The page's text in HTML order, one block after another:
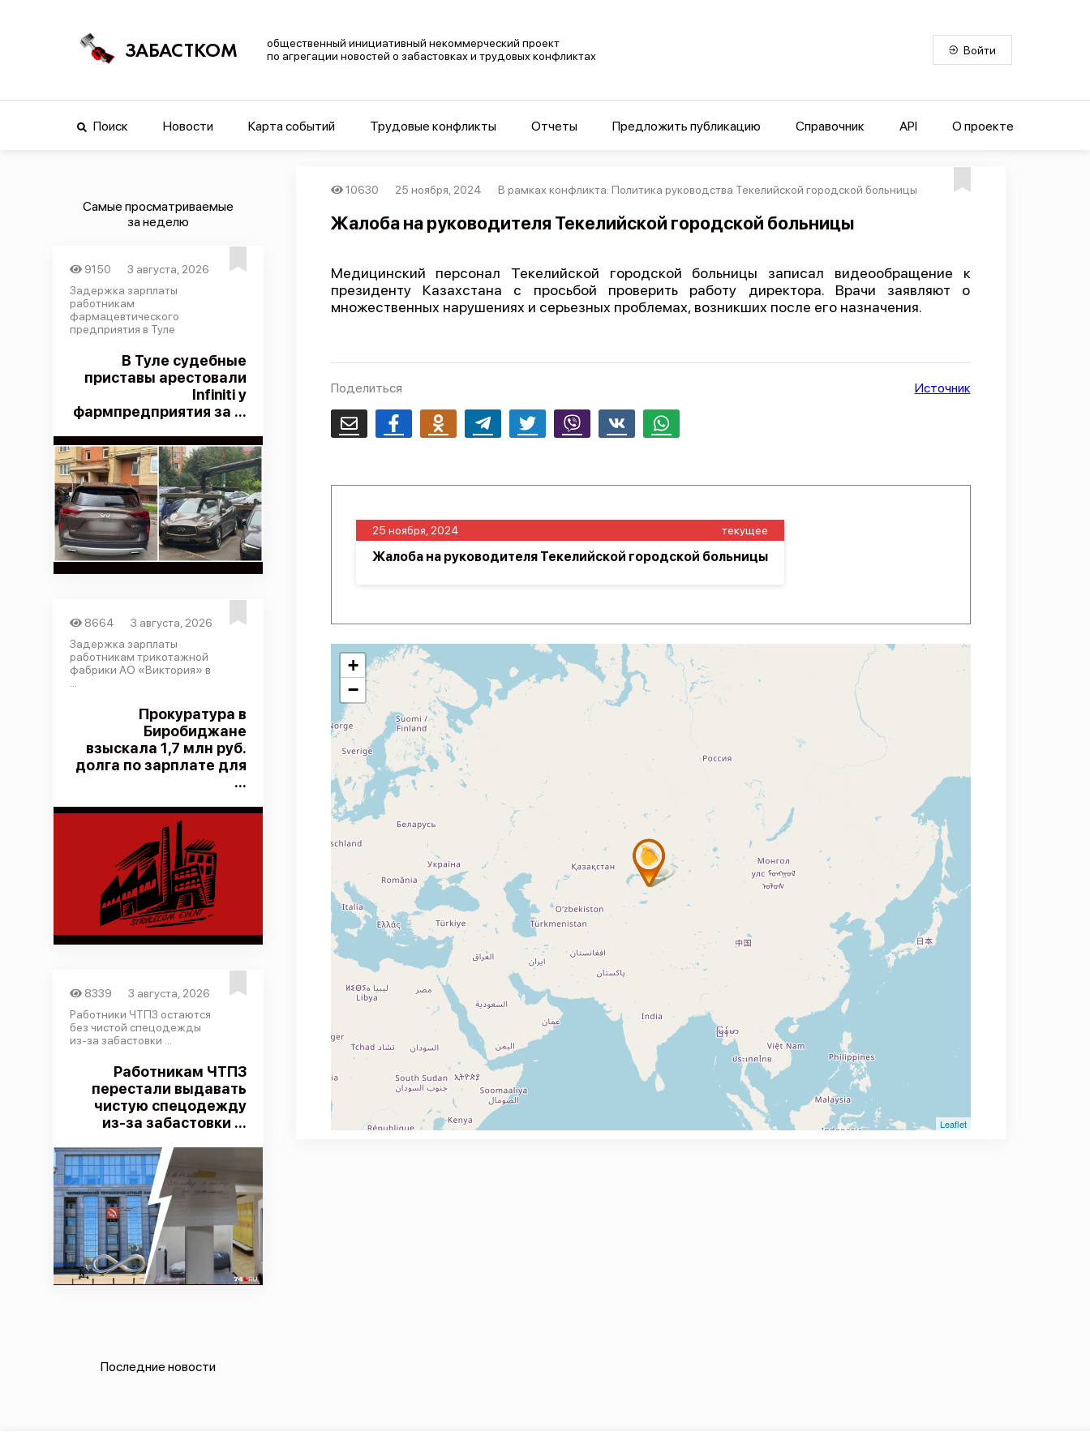
ЗАБАСТКОМ
общественный инициативный некоммерческий проект
по агрегации новостей о забастовках и трудовых конфликтах
Войти
Поиск Новости Карта событий Трудовые конфликты Отчеты Предложить публикацию Справочник API О проекте
Самые просматриваемые
за неделю
9150
3 августа, 2026
Задержка зарплаты
работникам
фармацевтического
предприятия в Туле
В Туле судебные
приставы арестовали
Infiniti у
фармпредприятия за ...
8664
3 августа, 2026
Задержка зарплаты
работникам трикотажной
фабрики АО «Виктория» в
Прокуратура в
Биробиджане
взыскала 1,7 млн руб.
долга по зарплате для
...
8339
3 августа, 2026
Работники ЧТПЗ остаются
без чистой спецодежды
из-за забастовки ...
Работникам ЧТПЗ
перестали выдавать
чистую спецодежду
из-за забастовки ...
Последние новости
10630 25 ноября, 2024 В рамках конфликта: Политика руководства Текелийской городской больницы
Жалоба на руководителя Текелийской городской больницы
Медицинский персонал Текелийской городской больницы записал видеообращение к
президенту Казахстана с просьбой проверить работу директора. Врачи заявляют о
множественных нарушениях и серьезных проблемах, возникших после его назначения.
Поделиться
Email FacebookOdnoklassnikiTelegram Twitter Viber Whatsapp
Источник
25 ноября, 2024 текущее
Жалоба на руководителя Текелийской городской больницы
+
−
Leaflet